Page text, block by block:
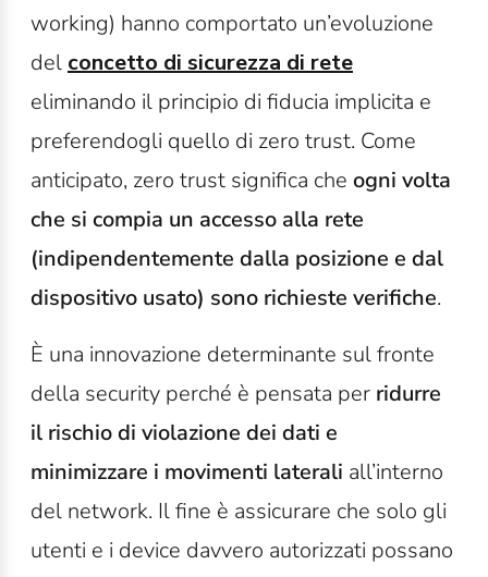
working) hanno comportato un’evoluzione
del concetto di sicurezza di rete
eliminando il principio di fiducia implicita e
preferendogli quello di zero trust. Come
anticipato, zero trust significa che ogni volta
che si compia un accesso alla rete
(indipendentemente dalla posizione e dal
dispositivo usato) sono richieste verifiche.
È una innovazione determinante sul fronte
della security perché è pensata per ridurre
il rischio di violazione dei dati e
minimizzare i movimenti laterali all’interno
del network. Il fine è assicurare che solo gli
utenti e i device davvero autorizzati possano